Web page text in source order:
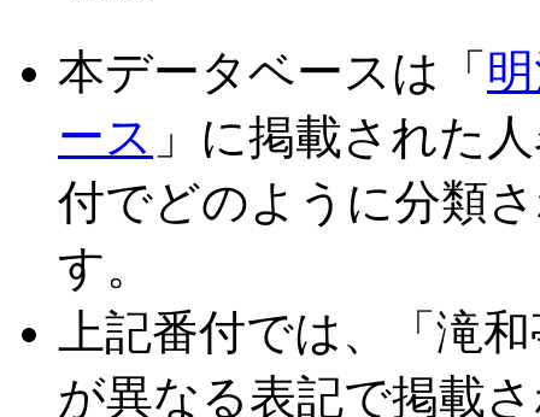
本データベースは「
ース 」に掲載された
付でどのように分類
す。
上記番付では、「滝
が異なる表記で掲載